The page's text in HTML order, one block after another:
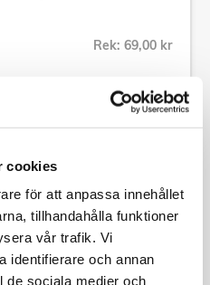
cookies
för att anpassa innehållet
tillhandahålla funktioner
vår trafik. Vi
identifierare och annan
de sociala medier och
Rek: 69,00 kr